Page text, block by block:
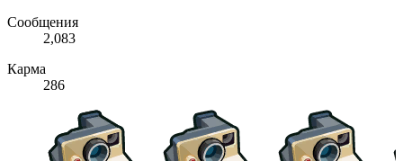
Сообщения
2,083
Карма
286